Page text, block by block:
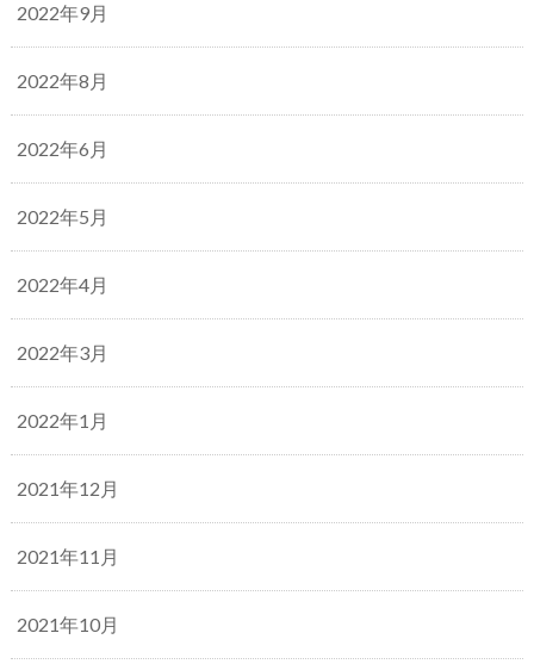
2022年9月
2022年8月
2022年6月
2022年5月
2022年4月
2022年3月
2022年1月
2021年12月
2021年11月
2021年10月